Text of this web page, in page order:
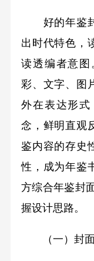
好的年鉴封
出时代特色，
读透编者意
彩、文字、图
外在表达形
念，鲜明直观
鉴内容的存史
性，成为年鉴
方综合年鉴封
握设计思路。
（一）封面